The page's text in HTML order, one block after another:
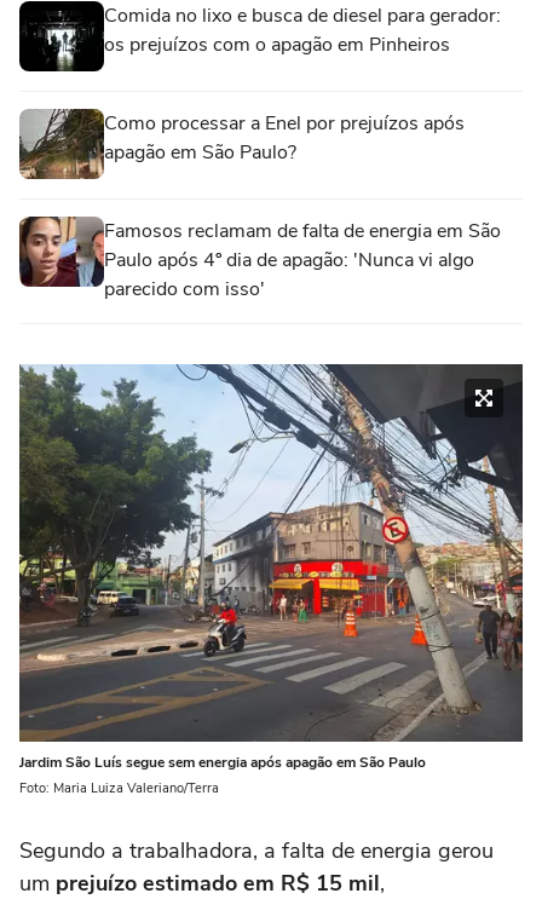
Comida no lixo e busca de diesel para gerador:
os prejuízos com o apagão em Pinheiros
Como processar a Enel por prejuízos após
apagão em São Paulo?
Famosos reclamam de falta de energia em São
Paulo após 4º dia de apagão: 'Nunca vi algo
parecido com isso'
Jardim São Luís segue sem energia após apagão em São Paulo
Foto: Maria Luiza Valeriano/Terra
Segundo a trabalhadora, a falta de energia gerou
um prejuízo estimado em R$ 15 mil,